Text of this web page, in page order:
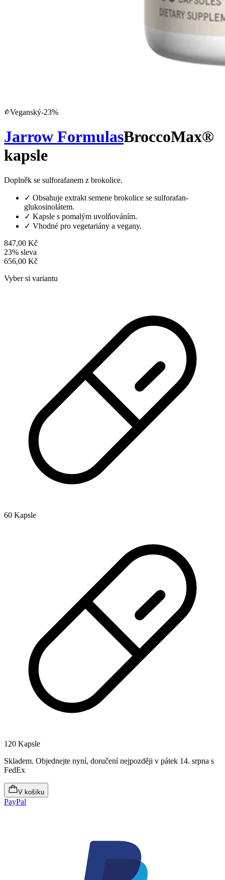
Veganský-23%
Jarrow FormulasBroccoMax®
kapsle
Doplněk se sulforafanem z brokolice.
✓ Obsahuje extrakt semene brokolice se sulforafan-
glukosinolátem.
✓ Kapsle s pomalým uvolňováním.
✓ Vhodné pro vegetariány a vegany.
847,00 Kč
23% sleva
656,00 Kč
Vyber si variantu
60 Kapsle
120 Kapsle
Skladem. Objednejte nyní, doručení nejpozději v pátek 14. srpna s
FedEx
V košíku
PayPal